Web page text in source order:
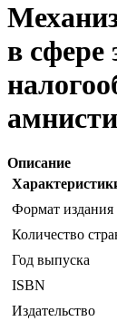
в сфере
Описание
Формат издания
Количество
Год выпуска
ISBN
Издательство